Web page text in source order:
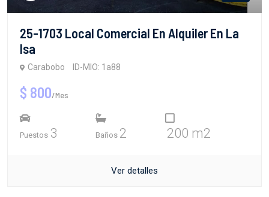
25-1703 Local Comercial En Alquiler En La
Isa
Carabobo ID-MIO: 1a88
$ 800/Mes
Puestos 3 Baños 2 200 m2
Ver detalles